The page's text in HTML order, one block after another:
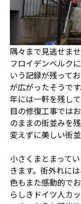
隅々まで見逃せませ
フロイデンベルク
いう記録が残って
が広がったそうで
年には一軒を残し
目の修復工事では
のままの街並みを
変えずに美しい街
小さくまとまって
きます。街外れに
色もまた感動的で
らしきドイツ人カ